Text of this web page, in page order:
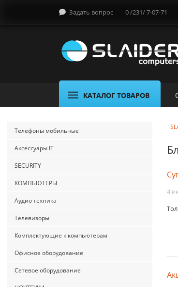
Задать вопрос 0 /231/ 7-07-71
КАТАЛОГ ТОВАРОВ
Телефоны мобильные
Аксессуары IT
SECURITY
КОМПЬЮТЕРЫ
Аудио техника
Телевизоры
Комплектующие к компьютерам
Офисное оборудование
Сетевое оборудование
4